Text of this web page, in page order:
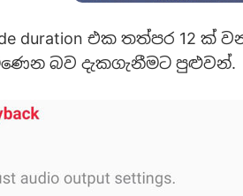
duration එක තත්පර 12 ක්
බව දැකගැනීමට පුළුවන්.